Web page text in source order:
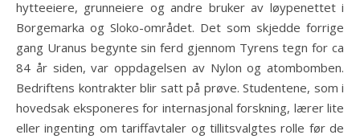
hytteeiere, grunneiere og andre bruker av løypenettet i
Borgemarka og Sloko-området. Det som skjedde forrige
gang Uranus begynte sin ferd gjennom Tyrens tegn for ca
84 år siden, var oppdagelsen av Nylon og atombomben.
Bedriftens kontrakter blir satt på prøve. Studentene, som i
hovedsak eksponeres for internasjonal forskning, lærer lite
eller ingenting om tariffavtaler og tillitsvalgtes rolle før de